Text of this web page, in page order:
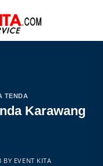
TENDA
Karawang
BY EVENT KITA